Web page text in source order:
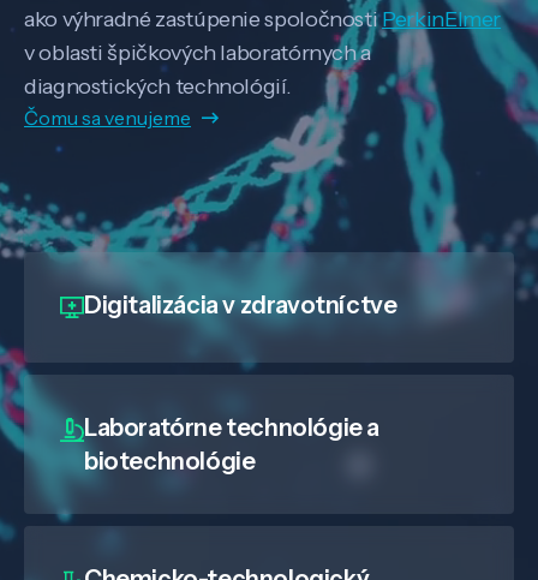
ako výhradné zastúpenie spoločnostiPerkinElmer
v oblasti špičkových laboratórnych a
diagnostických technológií.
Čomu sa venujeme
Digitalizáciav zdravotníctve
Laboratórne technológie a
biotechnológie